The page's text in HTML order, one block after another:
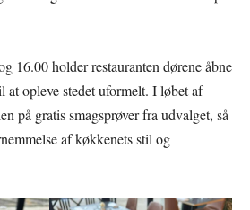
16.00 holder restauranten dørene åbne
at opleve stedet uformelt. I løbet af
på gratis smagsprøver fra udvalget, så
af køkkenets stil og